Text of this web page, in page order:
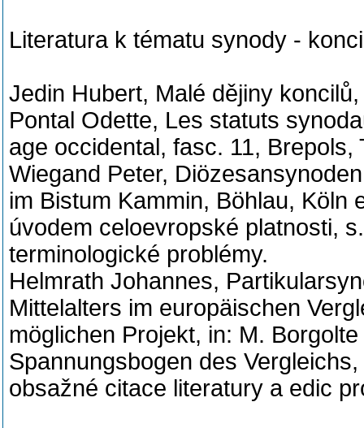
Literatura k tématu synody -
Jedin Hubert, Malé dějiny
Pontal Odette, Les statuts
age occidental, fasc. 11, Brepols,
Wiegand Peter,
im Bistum Kammin, Böhlau, Köln
úvodem celoevropské platnosti,
terminologické problémy.
Helmrath Johannes,
Mittelalters im europäischen
möglichen Projekt, in: M.
Spannungsbogen des
obsažné citace literatury a edic